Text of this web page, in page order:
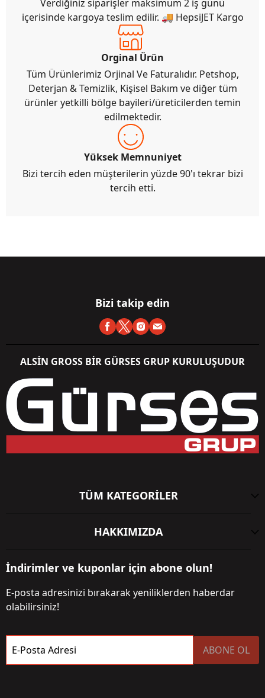
Verdiğiniz siparişler maksimum 2 iş günü
içerisinde kargoya teslim edilir. 🚚 HepsiJET Kargo
Orginal Ürün
Tüm Ürünlerimiz Orjinal Ve Faturalıdır. Petshop,
Deterjan & Temizlik, Kişisel Bakım ve diğer tüm
ürünler yetkilli bölge bayileri/üreticilerden temin
edilmektedir.
Yüksek Memnuniyet
Bizi tercih eden müşterilerin yüzde 90'ı tekrar bizi
tercih etti.
Bizi takip edin
ALSİN GROSS BİR GÜRSES GRUP KURULUŞUDUR
TÜM KATEGORİLER
HAKKIMIZDA
İndirimler ve kuponlar için abone olun!
E-posta adresinizi bırakarak yeniliklerden haberdar
olabilirsiniz!
E-Posta Adresi ABONE OL